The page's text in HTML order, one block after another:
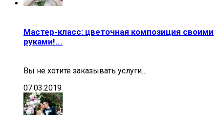
Мастер-класс: цветочная композиция своими
руками!...
Вы не хотите заказывать услуги…
07.03.2019